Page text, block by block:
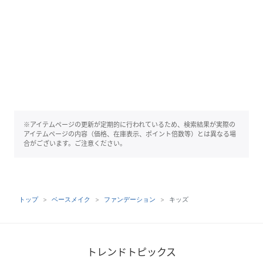
※アイテムページの更新が定期的に行われているため、検索結果が実際の
アイテムページの内容（価格、在庫表示、ポイント倍数等）とは異なる場
合がございます。ご注意ください。
トップ ベースメイク ファンデーション キッズ
トレンドトピックス